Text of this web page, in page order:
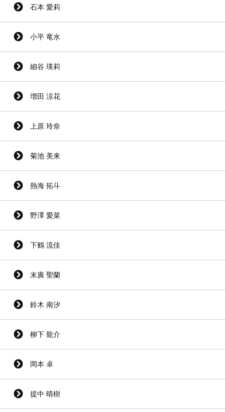
石本 愛莉
小平 竜水
細谷 瑛莉
増田 涼花
上原 玲奈
菊池 美来
熱海 拓斗
野澤 愛菜
下鶴 流佳
末廣 聖蘭
鈴木 南汐
柳下 龍介
岡本 卓
提中 晴樹